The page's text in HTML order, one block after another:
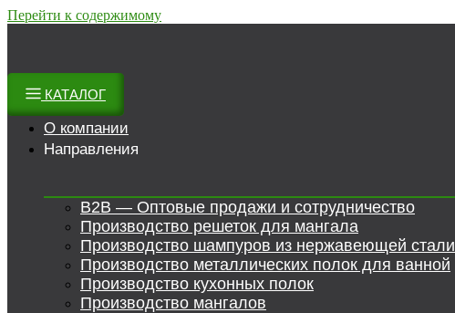
Перейти к содержимому
КАТАЛОГ
О компании
Направления
B2B — Оптовые продажи и сотрудничество
Производство решеток для мангала
Производство шампуров из нержавеющей стали
Производство металлических полок для ванной
Производство кухонных полок
Производство мангалов